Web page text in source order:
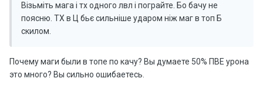
Візьміть мага і тх одного лвл і пограйте. Бо бачу не
поясню. ТХ в Ц бьє сильніше ударом ніж маг в топ Б
скилом.
Почему маги были в топе по качу? Вы думаете 50% ПВЕ урона
это много? Вы сильно ошибаетесь.